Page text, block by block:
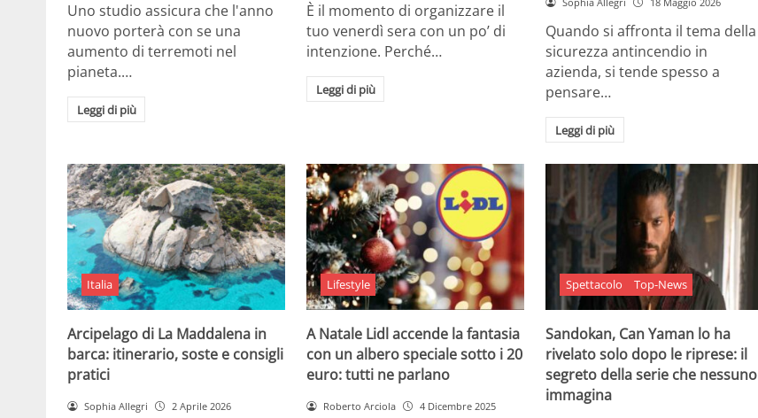
Uno studio assicura che l'anno
nuovo porterà con se una
aumento di terremoti nel
pianeta.…
Leggi di più
È il momento di organizzare il
tuo venerdì sera con un po’ di
intenzione. Perché…
Leggi di più
Quando si affronta il tema della
sicurezza antincendio in
azienda, si tende spesso a
pensare…
Leggi di più
Italia
Arcipelago di La Maddalena in
barca: itinerario, soste e consigli
pratici
Sophia Allegri 2 Aprile 2026
Lifestyle
A Natale Lidl accende la fantasia
con un albero speciale sotto i 20
euro: tutti ne parlano
Roberto Arciola 4 Dicembre 2025
Spettacolo Top-News
Sandokan, Can Yaman lo ha
rivelato solo dopo le riprese: il
segreto della serie che nessuno
immagina